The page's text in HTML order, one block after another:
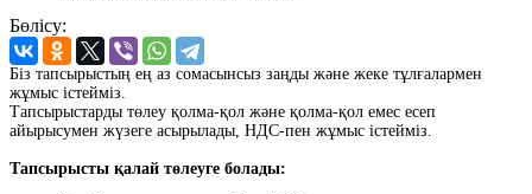
Бөлісу:
Біз тапсырыстың ең аз сомасынсыз заңды және жеке тұлғалармен
жұмыс істейміз.
Тапсырыстарды төлеу қолма-қол және қолма-қол емес есеп
айырысумен жүзеге асырылады, НДС-пен жұмыс істейміз.
Тапсырысты қалай төлеуге болады: